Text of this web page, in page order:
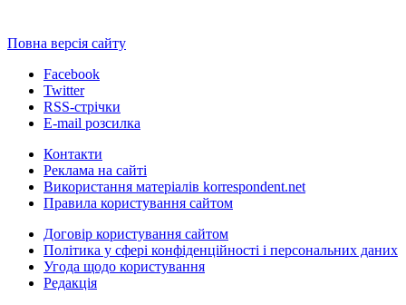
Повна версія сайту
Facebook
Twitter
RSS-стрічки
E-mail розсилка
Контакти
Реклама на сайті
Використання матеріалів korrespondent.net
Правила користування сайтом
Договір користування сайтом
Політика у сфері конфіденційності і персональних даних
Угода щодо користування
Редакція